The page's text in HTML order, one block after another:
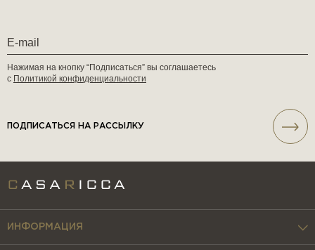
Нажимая на кнопку “Подписаться” вы соглашаетесь
с Политикой конфиденциальности
ПОДПИСАТЬСЯ НА РАССЫЛКУ
ИНФОРМАЦИЯ